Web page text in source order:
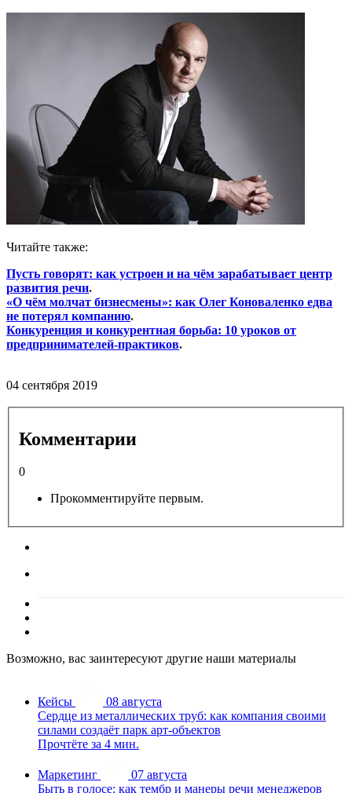
Читайте также:
Пусть говорят: как устроен и на чём зарабатывает центр
развития речи.
«О чём молчат бизнесмены»: как Олег Коноваленко едва
не потерял компанию.
Конкуренция и конкурентная борьба: 10 уроков от
предпринимателей-практиков.
04 сентября 2019
Комментарии
0
Прокомментируйте первым.
Возможно, вас заинтересуют другие наши материалы
Кейсы
08 августа
Сердце из металлических труб: как компания своими
силами создаёт парк арт-объектов
Прочтёте за 4 мин.
Маркетинг
07 августа
Быть в голосе: как тембр и манеры речи менеджеров